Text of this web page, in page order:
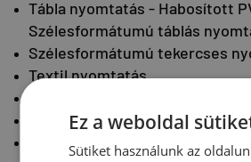
Tábla nyomtatás - Habosított
Szélesformátumú táblás
Szélesformátumú tekercses
Textil nyomtatás
Grafikai tervezés
Kis formátumú íves nyomtatás
Ez a weboldal
Sütiket használunk az